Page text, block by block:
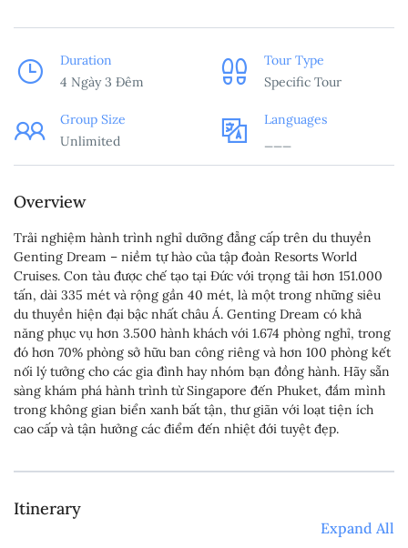
Duration
4 Ngày 3 Đêm
Tour Type
Specific Tour
Group Size
Unlimited
Languages
Overview
Trải nghiệm hành trình nghỉ dưỡng đẳng cấp trên du thuyền
Genting Dream – niềm tự hào của tập đoàn Resorts World
Cruises. Con tàu được chế tạo tại Đức với trọng tải hơn 151.000
tấn, dài 335 mét và rộng gần 40 mét, là một trong những siêu
du thuyền hiện đại bậc nhất châu Á. Genting Dream có khả
năng phục vụ hơn 3.500 hành khách với 1.674 phòng nghỉ, trong
đó hơn 70% phòng sở hữu ban công riêng và hơn 100 phòng kết
nối lý tưởng cho các gia đình hay nhóm bạn đồng hành. Hãy sẵn
sàng khám phá hành trình từ Singapore đến Phuket, đắm mình
trong không gian biển xanh bất tận, thư giãn với loạt tiện ích
cao cấp và tận hưởng các điểm đến nhiệt đới tuyệt đẹp.
Itinerary
Expand All